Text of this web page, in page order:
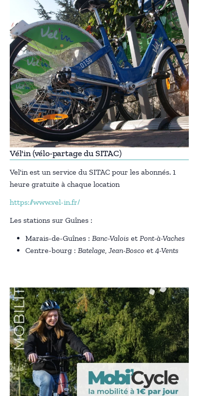
Vél'in (vélo-partage du SITAC)
Vel'in est un service du SITAC pour les abonnés. 1
heure gratuite à chaque location
https://www.vel-in.fr/
Les stations sur Guînes :
Marais-de-Guînes : Banc-Valois et Pont-à-Vaches
Centre-bourg : Batelage, Jean-Bosco et 4-Vents